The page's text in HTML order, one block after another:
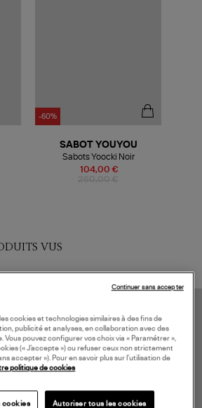
-60%
104,00 €
SABOT YOUYOU
Sabots Yoocki Noir
VUS
cookies et technologies similaires à des fins de
publicité et analyses, en collaboration avec des
Vous pouvez configurer vos choix via « Paramétrer »,
(« J’accepte ») ou refuser ceux non strictement
accepter »). Pour en savoir plus sur l’utilisation de
politique de cookies
cookies Autoriser tous les cookies
Continuer sans accepter